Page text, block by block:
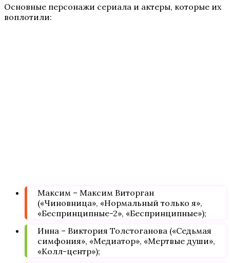
Основные персонажи сериала и актеры, которые их
воплотили:
Максим – Максим Виторган
(«Чиновница», «Нормальный только я»,
«Беспринципные-2», «Беспринципные»);
Инна – Виктория Толстоганова («Седьмая
симфония», «Медиатор», «Мертвые души»,
«Колл-центр»);